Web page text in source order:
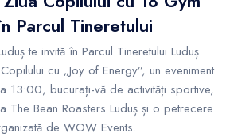
Parcul Tineretului
te invită în Parcul Tineretului Luduș
cu „Joy of Energy”, un eveniment
13:00, bucurați-vă de activități sportive,
The Bean Roasters Luduș și o petrecere
de WOW Events.